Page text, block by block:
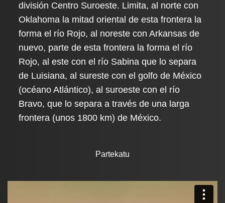
división Centro Suroeste. Limita, al norte con
Oklahoma la mitad oriental de esta frontera la
forma el río Rojo, al noreste con Arkansas de
nuevo, parte de esta frontera la forma el río
Rojo, al este con el río Sabina que lo separa
de Luisiana, al sureste con el golfo de México
(océano Atlántico), al suroeste con el río
Bravo, que lo separa a través de una larga
frontera (unos 1800 km) de México.
Partekatu